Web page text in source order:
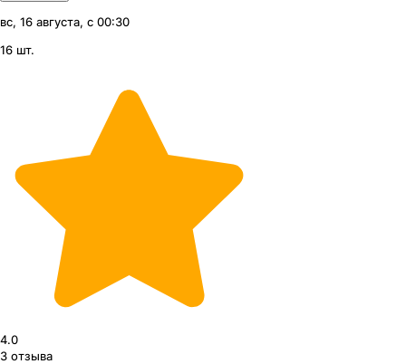
вс, 16 августа, с 00:30
16 шт.
4.0
3 отзыва